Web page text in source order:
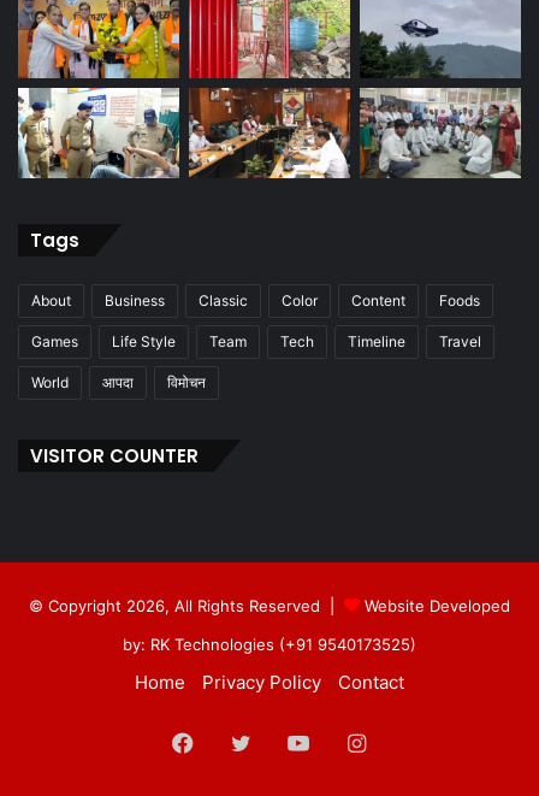
Tags
About Business Classic Color Content Foods
Games Life Style Team Tech Timeline Travel
World आपदा विमोचन
VISITOR COUNTER
© Copyright 2026, All Rights Reserved |
Website Developed
by: RK Technologies (+91 9540173525)
Home Privacy Policy Contact
Facebook
TwitterYouTubeInstagram